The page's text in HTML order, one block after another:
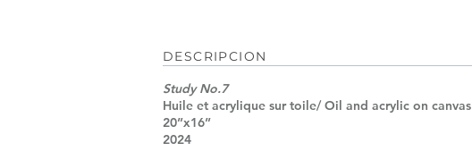
DESCRIPCION
Study No.7
Huile et acrylique sur toile/ Oil and acrylic on canvas
20”x16”
2024